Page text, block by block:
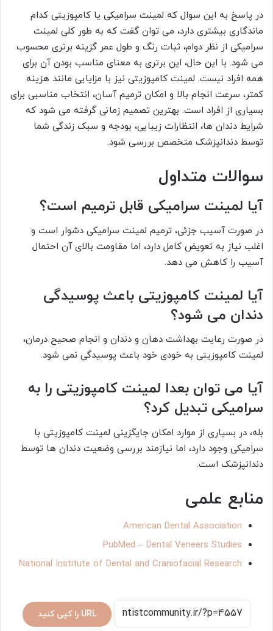
در پاسخ به این سوال که لمینت سرامیکی یا کامپوزیتی کدام
ماندگاری بیشتری دارد، می توان گفت که به طور کلی لمینت
سرامیکی از نظر دوام، ثبات رنگ و طول عمر گزینه برتری محسوب
می شود. با این حال، این برتری به معنای مناسب بودن آن برای
همه افراد نیست. لمینت کامپوزیتی نیز با مزایایی مانند هزینه
کمتر، سرعت انجام بالا و امکان ترمیم آسان، انتخاب مناسبی برای
بسیاری از افراد است. بهترین تصمیم زمانی گرفته می شود که
شرایط دندان ها، انتظارات زیبایی، بودجه و سبک زندگی شما
توسط دندانپزشک متخصص بررسی شود.
سوالات متداول
آیا لمینت سرامیکی قابل ترمیم است؟
در صورت آسیب جزئی، ترمیم لمینت سرامیکی دشوار است و
اغلب نیاز به تعویض کامل دارد، اما مقاومت بالای آن احتمال
آسیب را کاهش می دهد.
آیا لمینت کامپوزیتی باعث پوسیدگی
دندان می شود؟
در صورت رعایت بهداشت دهان و دندان و انجام صحیح درمان،
لمینت کامپوزیتی به خودی خود باعث پوسیدگی نمی شود.
آیا می توان بعدا لمینت کامپوزیتی را به
سرامیکی تبدیل کرد؟
بله، در بسیاری از موارد امکان جایگزینی لمینت کامپوزیتی با
سرامیکی وجود دارد، اما نیازمند بررسی وضعیت دندان ها توسط
دندانپزشک است.
منابع علمی
American Dental Association
PubMed – Dental Veneers Studies
National Institute of Dental and Craniofacial Research
URL را کپی کنید